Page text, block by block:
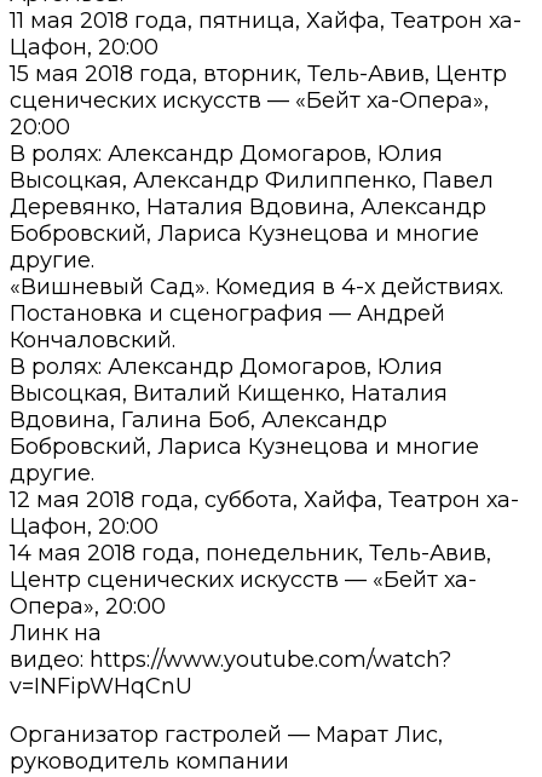
11 мая 2018 года, пятница, Хайфа, Театрон ха-
Цафон, 20:00
15 мая 2018 года, вторник, Тель-Авив, Центр
сценических искусств — «Бейт ха-Опера»,
20:00
В ролях: Александр Домогаров, Юлия
Высоцкая, Александр Филиппенко, Павел
Деревянко, Наталия Вдовина, Александр
Бобровский, Лариса Кузнецова и многие
другие.
«Вишневый Сад». Комедия в 4-х действиях.
Постановка и сценография — Андрей
Кончаловский.
В ролях: Александр Домогаров, Юлия
Высоцкая, Виталий Кищенко, Наталия
Вдовина, Галина Боб, Александр
Бобровский, Лариса Кузнецова и многие
другие.
12 мая 2018 года, суббота, Хайфа, Театрон ха-
Цафон, 20:00
14 мая 2018 года, понедельник, Тель-Авив,
Центр сценических искусств — «Бейт ха-
Опера», 20:00
Линк на
видео: https://www.youtube.com/watch?
v=INFipWHqCnU
Организатор гастролей — Марат Лис,
руководитель компании